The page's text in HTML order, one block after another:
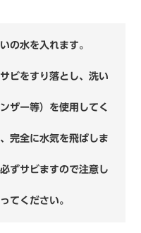
の水を入れます。
ビをすり落とし、洗い
ザー等）を使用してく
完全に水気を飛ばしま
ずサビますので注意し
てください。